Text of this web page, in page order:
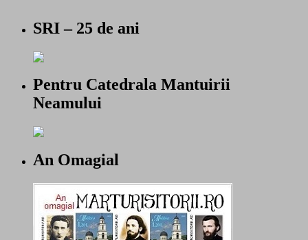
SRI – 25 de ani
Pentru Catedrala Mantuirii
Neamului
An Omagial